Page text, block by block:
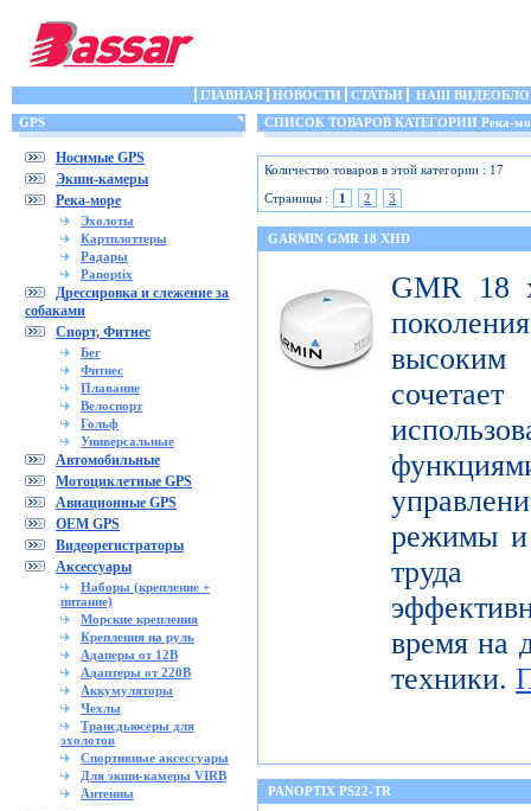
ГЛАВНАЯ НОВОСТИ СТАТЬИ
НАШ
GPS
Носимые GPS
Экшн-камеры
Река-море
Эхолоты
Картплоттеры
Радары
Panoptix
Дрессировка и слежение за
собаками
Спорт, Фитнес
Бег
Фитнес
Плавание
Велоспорт
Гольф
Универсальные
Автомобильные
Мотоциклетные GPS
Авиационные GPS
OEM GPS
Видеорегистраторы
Аксессуары
Наборы (крепление +
питание)
Морские крепления
Крепления на руль
Адаперы от 12В
Адаптеры от 220В
Аккумуляторы
Чехлы
Трансдьюсеры для
эхолотов
Спортивные аксессуары
Для экшн-камеры VIRB
Антенны
СПИСОК ТОВАРОВ КАТЕГОРИИ Река-
Количество товаров в этой категории : 17
Страницы :
1 2 3
GARMIN GMR 18 XHD
GMR 18
высоким
режимы и
труда
время на
техники.
PANOPTIX PS22-TR